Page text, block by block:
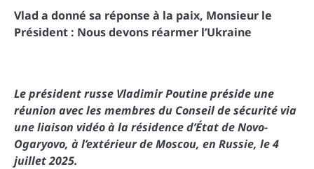
Vlad a donné sa réponse à la paix, Monsieur le
Président : Nous devons réarmer l’Ukraine
Le président russe Vladimir Poutine préside une
réunion avec les membres du Conseil de sécurité via
une liaison vidéo à la résidence d’État de Novo-
Ogaryovo, à l’extérieur de Moscou, en Russie, le 4
juillet 2025.